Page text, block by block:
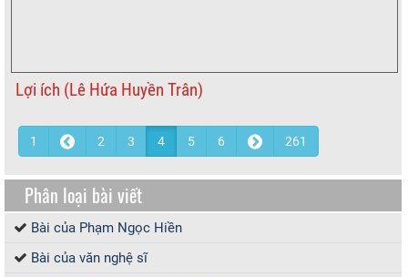
Lợi ích (Lê Hứa Huyền Trân)
1 2 3 4 5 6 261
Phân loại bài viết
Bài của Phạm Ngọc Hiền
Bài của văn nghệ sĩ